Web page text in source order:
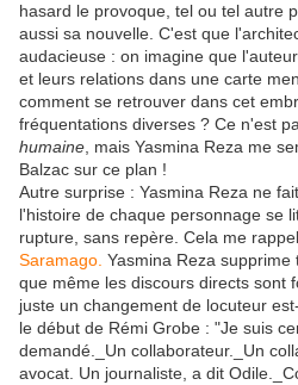
hasard le provoque, tel ou tel autre
aussi sa nouvelle. C'est que
audacieuse : on imagine que
et leurs relations dans une carte
comment se retrouver dans cet
fréquentations diverses ? Ce n'est
humaine , mais Yasmina Reza me
Balzac sur ce plan !
Autre surprise : Yasmina Reza ne
l'histoire de chaque personnage se
rupture, sans repère. Cela me
Saramago. Yasmina Reza
que même les discours directs sont
juste un changement de locuteur
le début de Rémi Grobe : "Je suis
demandé._Un collaborateur._Un
avocat. Un journaliste, a dit